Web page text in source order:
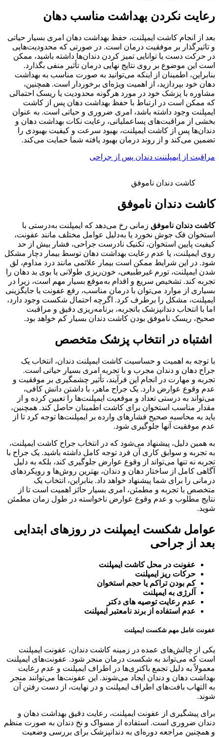
رعایت نکردن بهداشت مناسب دهان
بعد از انجام کاشت ایمپلنت، حفظ بهداشت دهان امری بسیار حیاتی
و تاثیرگذار بر موفقیت درمان است. در صورتی که محدودیت‌هایی
در حرکت دست یا توانایی تمیز کردن دندان‌ها داشته باشید، ممکن
است این موضوع بر روی نتایج نهایی درمان تأثیر منفی بگذارد.
بنابراین، اطمینان از اینکه می‌توانید به صورت مناسب به بهداشت
دهان خود بپردازید، از اهمیت ویژه‌ای برخوردار است. همچنین،
مشاوره با پزشک خود در مورد هرگونه محدودیت یا ریسک احتمالی
که ممکن است در ارتباط با حفظ بهداشت دهان پس از کاشت
ایمپلنت وجود داشته باشد، امری ضروری و حیاتی است. به عنوان
بخشی از مراقبت‌های پساعملیاتی، رعایت نکات بهداشت دهان و
دندان‌ها پس از کاشت ایمپلنت، بهبود سرعت و کیفیت بهبودی را
تضمین می‌کند و از روند درمان بهبود یافته شما حمایت می‌کند.
مراقبت از ایمپلننت دندان پس از جراحی
کاشت دندان ناموفق
کاشت دندان ناموفق
کاشت دندان ناموفق زمانی رخ می‌دهد که ایمپلنت به‌درستی با
استخوان فک جوش نخورد یا به‌دلیل عوامل مختلف مانند عفونت،
کیفیت پایین استخوان، تکنیک نادرست جراحی، فشار بیش از حد
روی ایمپلنت، یا عدم رعایت بهداشت دهان توسط بیمار دچار مشکل
شود. در این شرایط ممکن است بیمار علائمی مانند درد مداوم، لق
شدن ایمپلنت، تورم غیرطبیعی، خون‌ریزی طولانی یا بوی بد دهان را
تجربه کند. تشخیص سریع و اقدام به‌موقع بسیار مهم است، زیرا در
بسیاری از موارد می‌توان با درمان مناسب، رفع عفونت یا جایگزینی
ایمپلنت، مشکل را برطرف کرد. اگرچه احتمال شکست وجود دارد،
اما با انتخاب دندانپزشک باتجربه، برنامه‌ریزی دقیق و مراقبت
صحیح، ریسک ناموفق بودن کاشت دندان بسیار کم خواهد بود.
اشتباه در انتخاب پزشک متخصص
با توجه به اهمیت و حساسیت کاشت ایمپلنت دندان، انتخاب یک
جراح دهان و دندان مجرب و با تجربه امری بسیار حیاتی است.
تجربه و مهارت در انجام این فرآیند، تأثیر چشمگیری بر موفقیت و
عدم وقوع عوارض دارد. یک جراح ماهر، با داشتن دانش کافی،
می‌تواند به درستی تعداد و موقعیت ایمپلنت‌ها را تعیین کرده و از
مقدار مناسب استخوان برای کاشت اطمینان حاصل کند. همچنین،
باید به محاسبه صحیح فشارهای وارده بر ایمپلنت‌ها توجه کرد تا از
عدم موفقیت آنها جلوگیری شود.
به همین دلیل، پیشنهاد می‌شود که در انتخاب جراح کاشت ایمپلنت،
به تجربه و سوابق کاری آن فرد توجه کامل داشته باشید. یک جراح با
تجربه نه تنها می‌تواند از وقوع عوارض جلوگیری کند، بلکه به دلیل
آگاهی کامل از ساختار دهان و دندان، بهترین روش‌ها و رویکردهای
درمانی را برای شما پیشنهاد خواهد داد. بنابراین، انتخاب یک
متخصص با تجربه و مطمئن، امری بسیار حائز اهمیت است تا از
نتایج مطلوب و عدم وقوع عوارض ناخواسته در طول زمان مطمئن
شوید.
عوامل شکست ایمپلنت در روزهای ابتدایی
بعد از جراحی
عفونت در محل کاشت ایمپلنت
حرکات ریز ایمپلنت
کم بودن تراکم یا حجم استخوان
آلرژی به ایمپلنت
عدم رعایت توصیه های دکتر
عدم استفاده از برند نامعتبر ایمپلنت
عفونت عامل مهم شکست ایمپلنت
یکی از چالش‌های عمده در زمینه کاشت دندان، عفونت ایمپلنت
است که می‌تواند به شکست درمان منجر شود. عفونت‌های ایمپلنت
معمولاً به دلیل تجمع باکتری‌ها در اطراف ایمپلنت و عدم رعایت
بهداشت دهان و دندان ایجاد می‌شوند. این عفونت‌ها می‌توانند منجر
به التهاب بافت‌های اطراف ایمپلنت و در نهایت، از دست رفتن آن
شوند.
برای پیشگیری از عفونت ایمپلنت، رعایت دقیق بهداشت دهان و
دندان ضروری است. استفاده از مسواک و نخ دندان به صورت منظم
و همچنین مراجعه دوره‌ای به دندانپزشک برای بررسی وضعیت